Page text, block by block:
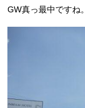
GW真っ最中ですね。